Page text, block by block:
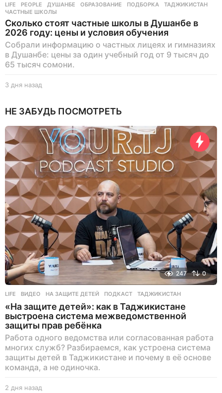
LIFE ,PEOPLE ДУШАНБЕ ,ОБРАЗОВАНИЕ ,ПОДБОРКА ,ТАДЖИКИСТАН
ЧАСТНЫЕ ШКОЛЫ
Сколько стоят частные школы в Душанбе в
2026 году: цены и условия обучения
Собрали информацию о частных лицеях и гимназиях
в Душанбе: цены за один учебный год от 9 тысяч до
65 тысяч сомони.
3 дня назад
я
а
з
д
НЕ ЗАБУДЬ ПОСМОТРЕТЬ
247 0
LIFE ВИДЕО ,НА ЗАЩИТЕ ДЕТЕЙ ,ПОДКАСТ ,ТАДЖИКИСТАН
«На защите детей»: как в Таджикистане
выстроена система межведомственной
защиты прав ребёнка
Работа одного ведомства или согласованная работа
многих служб? Разбираемся, как устроена система
защиты детей в Таджикистане и почему в её основе
команда, а не одиночка.
2 дня назад